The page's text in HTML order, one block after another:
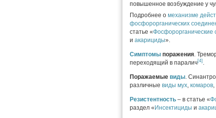
повышенное возбуждение у
Подробнее о механизме
фосфорорганических
статье «
и акарициды».
Симптомы поражения.
переходящий в паралич[4] .
Поражаемые виды.
различные виды мух, комаров,
Резистентность – в статье «
раздел « Инсектициды и